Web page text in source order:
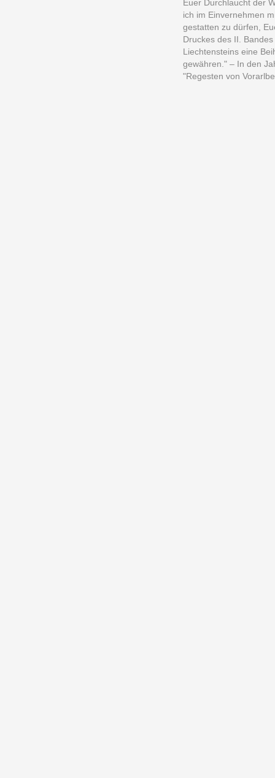
Euer Durchlaucht der
ich im Einvernehmen
gestatten zu dürfen,
Druckes des II.
Liechtensteins eine
gewähren." – In den
"Regesten von